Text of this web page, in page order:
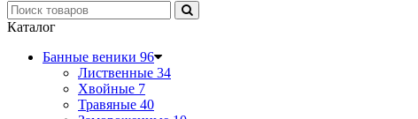
Каталог
Банные веники 96
Лиственные 34
Хвойные 7
Травяные 40